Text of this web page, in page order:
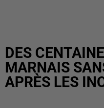
DES
MARNAIS
APRÈS LES